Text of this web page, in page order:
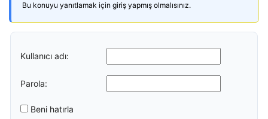
Bu konuyu yanıtlamak için giriş yapmış olmalısınız.
Kullanıcı adı:
Parola:
Beni hatırla